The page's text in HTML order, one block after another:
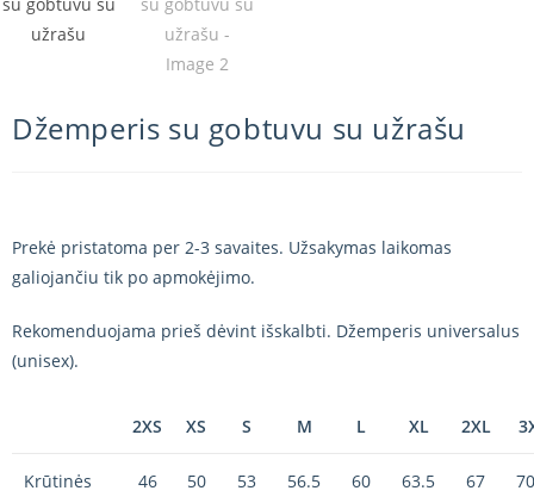
Džemperis su gobtuvu su užrašu
Prekė pristatoma per 2-3 savaites. Užsakymas laikomas
galiojančiu tik po apmokėjimo.
Rekomenduojama prieš dėvint išskalbti. Džemperis universalus
(unisex).
2XS XS S M L XL 2XL
Krūtinės
46 50 53 56.5 60 63.5 67